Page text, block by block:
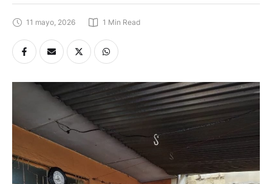
11 mayo, 2026 1 Min Read